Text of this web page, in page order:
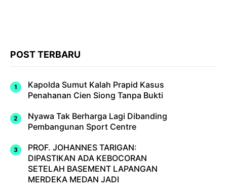
POST TERBARU
Kapolda Sumut Kalah Prapid Kasus
Penahanan Cien Siong Tanpa Bukti
Nyawa Tak Berharga Lagi Dibanding
Pembangunan Sport Centre
PROF. JOHANNES TARIGAN:
DIPASTIKAN ADA KEBOCORAN
SETELAH BASEMENT LAPANGAN
MERDEKA MEDAN JADI